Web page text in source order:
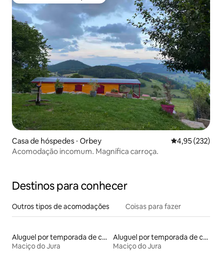
Casa de hóspedes ⋅ Orbey 4,95 de uma
4,95 (232)
Acomodação incomum. Magnífica carroça.
Destinos para conhecer
Outros tipos de acomodações Coisas para fazer
Aluguel por temporada de casebres
Maciço do Jura
Aluguel por temporada de casas na terra
Maciço do Jura